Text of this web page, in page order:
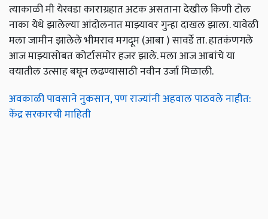
त्याकाळी मी येरवडा काराग्रहात अटक असताना देखील किणी टोल
नाका येथे झालेल्या आंदोलनात माझ्यावर गुन्हा दाखल झाला. यावेळी
मला जामीन झालेले भीमराव मगदूम (आबा ) सावर्डे ता. हातकंणगले
आज माझ्यासोबत कोर्टासमोर हजर झाले. मला आज आबांचे या
वयातील उत्साह बघून लढण्यासाठी नवीन उर्जा मिळाली.
अवकाळी पावसाने नुकसान, पण राज्यांनी अहवाल पाठवले नाहीत:
केंद्र सरकारची माहिती